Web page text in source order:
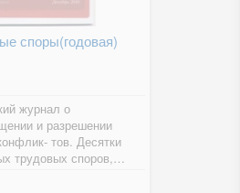
споры(годовая)
журнал о
и разрешении
тов. Десятки
трудовых споров,